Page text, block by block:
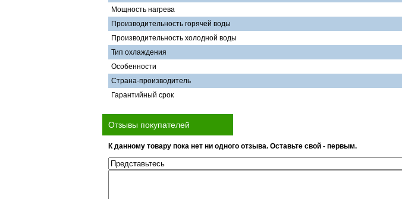
Мощность нагрева
Производительность горячей воды
Производительность холодной воды
Тип охлаждения
Особенности
Страна-производитель
Гарантийный срок
Отзывы покупателей
К данному товару пока нет ни одного отзыва. Оставьте свой - первым.